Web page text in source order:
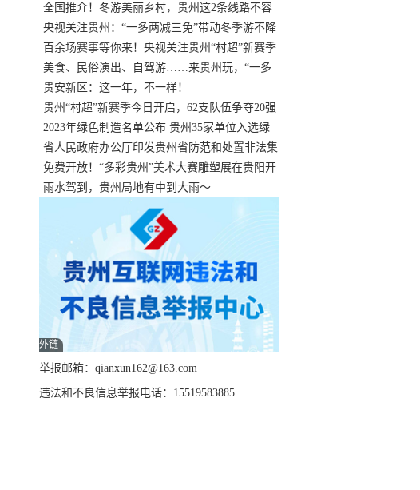
全国推介！冬游美丽乡村，贵州这2条线路不容
错过
央视关注贵州：“一多两减三免”带动冬季游不降
温
百余场赛事等你来！央视关注贵州“村超”新赛季
正式“打响”
美食、民俗演出、自驾游……来贵州玩，“一多
两减三免”！
贵安新区：这一年，不一样！
贵州“村超”新赛季今日开启，62支队伍争夺20强
名额
2023年绿色制造名单公布 贵州35家单位入选绿
色工厂
省人民政府办公厅印发贵州省防范和处置非法集
资工作实施细则
免费开放！“多彩贵州”美术大赛雕塑展在贵阳开
展，持续至1月19日
雨水驾到，贵州局地有中到大雨～
外链
举报邮箱：qianxun162@163.com
违法和不良信息举报电话：15519583885